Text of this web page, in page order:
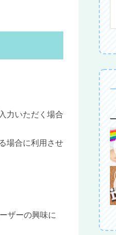
力いただく場合
場合に利用させ
ザーの興味に